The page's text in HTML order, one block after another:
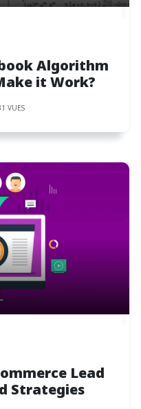
Algorithm
it Work?
VUES
Lead
Strategies